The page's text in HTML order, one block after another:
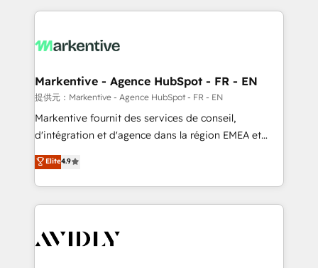
ード受賞・HUGリーダー ✓ ISO27001:2022 /
HubSpot大百科 出版 CRM・AI活用に関するご相談、現
せください。
services, smart agents, and purpose-built apps,
results, fast. ⚙️CRM & RevOps: Align all Hubs to your
🎯Demand Gen & ABM: Drive pipeline with inbound,
ABM, AEO, SEO, & paid media. 👩‍💻Web Design:
Build high-performing websites with UX, messaging,
& conversion strategy that drive results. 🤖AI
AI, & maximize AEO with tailored AI services. 🧩
Integrations: Extend HubSpot with custom
Markentive - Agence HubSpot - FR - EN
提供元：Markentive - Agence HubSpot - FR - EN
Markentive fournit des services de conseil,
d'intégration et d'agence dans la région EMEA et
North America. Avec plus de 115 experts en
marketing automation, Growth, Revops, CRM et
webdesign. Markentive is both a consulting firm, a
digital agency and an integrator. With over 115
CRM and webdesign (We focus on EMEA - USA
Elite4.9